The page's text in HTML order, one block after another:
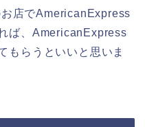
店でAmericanExpress
ば、AmericanExpress
もらうといいと思いま